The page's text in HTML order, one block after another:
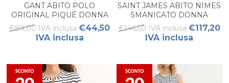
GANT ABITO POLO
ORIGINAL PIQUÉ DONNA
€89,00 IVA inclusa €44,50
IVA inclusa
SAINT JAMES ABITO NIMES
SMANICATO DONNA
€146,50 IVA inclusa €117,20
IVA inclusa